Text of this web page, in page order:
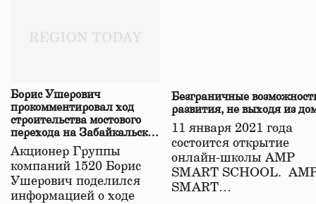
Борис Ушерович
прокомментировал ход
строительства мостового
перехода на Забайкальской
железной дороге
Акционер Группы
компаний 1520 Борис
Ушерович поделился
информацией о ходе
Безграничные
развития, не выходя из
11 января 2021 года
состоится открытие
онлайн-школы АМР
SMART SCHOOL.
SMART…